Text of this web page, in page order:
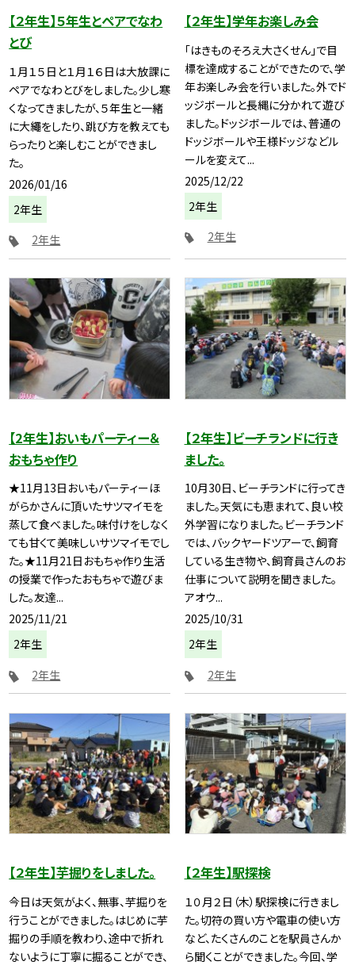
【２年生】５年生とペアでなわ
とび
１月１５日と１月１６日は大放課に
ペアでなわとびをしました。少し寒
くなってきましたが、５年生と一緒
に大繩をしたり、跳び方を教えても
らったりと楽しむことができまし
た。
2026/01/16
2年生
2年生
【２年生】学年お楽しみ会
「はきものそろえ大さくせん」で目
標を達成することができたので、学
年お楽しみ会を行いました。外でド
ッジボールと長縄に分かれて遊び
ました。ドッジボールでは、普通の
ドッジボールや王様ドッジなどル
ールを変えて...
2025/12/22
2年生
2年生
【2年生】おいもパーティー＆
おもちゃ作り
★11月13日おいもパーティーほ
がらかさんに頂いたサツマイモを
蒸して食べました。味付けをしなく
ても甘くて美味しいサツマイモでし
た。★11月21日おもちゃ作り生活
の授業で作ったおもちゃで遊びま
した。友達...
2025/11/21
2年生
2年生
【２年生】ビーチランドに行き
ました。
10月30日、ビーチランドに行ってき
ました。天気にも恵まれて、良い校
外学習になりました。ビーチランド
では、バックヤードツアーで、飼育
している生き物や、飼育員さんのお
仕事について説明を聞きました。
アオウ...
2025/10/31
2年生
2年生
【２年生】芋掘りをしました。
今日は天気がよく、無事、芋掘りを
行うことができました。はじめに芋
掘りの手順を教わり、途中で折れ
ないように丁寧に掘ることができ、
【２年生】駅探検
１０月２日（木）駅探検に行きまし
た。切符の買い方や電車の使い方
など、たくさんのことを駅員さんか
ら聞くことができました。今回、学